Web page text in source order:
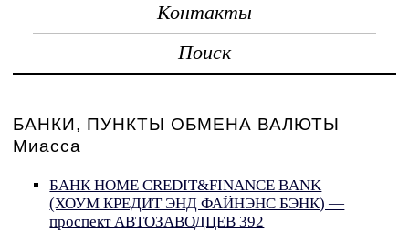
Контакты
Поиск
БАНКИ, ПУНКТЫ ОБМЕНА ВАЛЮТЫ
Миасса
БАНК HOME CREDIT&FINANCE BANK
(ХОУМ КРЕДИТ ЭНД ФАЙНЭНС БЭНК) —
проспект АВТОЗАВОДЦЕВ 392